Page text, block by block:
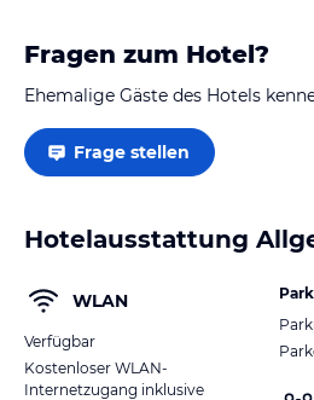
Fragen zum Hotel?
Ehemalige Gäste des Hotels
Frage stellen
Hotelausstattung
WLAN
Verfügbar
Kostenloser WLAN-
Internetzugang inklusive